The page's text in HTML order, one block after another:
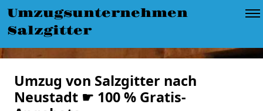
Umzugsunternehmen
Salzgitter
Umzug von Salzgitter nach
Neustadt ☛ 100 % Gratis-